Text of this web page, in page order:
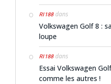
RI188dans
Volkswagen Golf 8 :
loupe
RI188dans
Essai Volkswagen
comme les autres !